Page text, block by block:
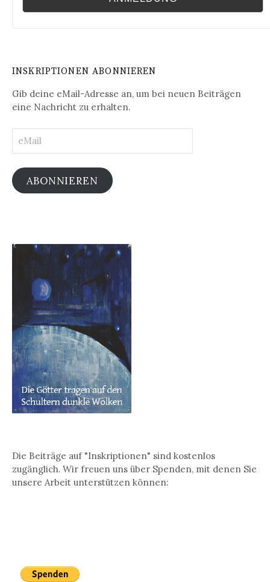
INSKRIPTIONEN ABONNIEREN
Gib deine eMail-Adresse an, um bei neuen Beiträgen
eine Nachricht zu erhalten.
ABONNIEREN
Die Beiträge auf "Inskriptionen" sind kostenlos
zugänglich. Wir freuen uns über Spenden, mit denen Sie
unsere Arbeit unterstützen können: